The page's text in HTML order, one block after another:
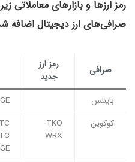
رمز ارزها و بازارهای
صرافی‌های ارز دیجیتال اضافه
صرافی
رمز ارز
جدید
بایننس
کوکوین
TKO
WRX